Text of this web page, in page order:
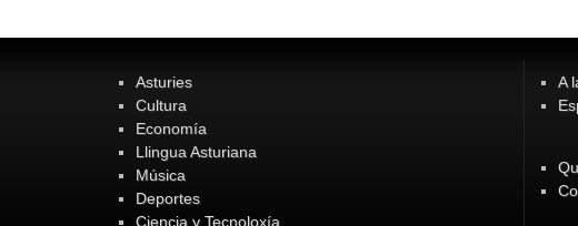
Asturies
Cultura
Economía
Llingua Asturiana
Música
Deportes
Ciencia y Tecnoloxía
A